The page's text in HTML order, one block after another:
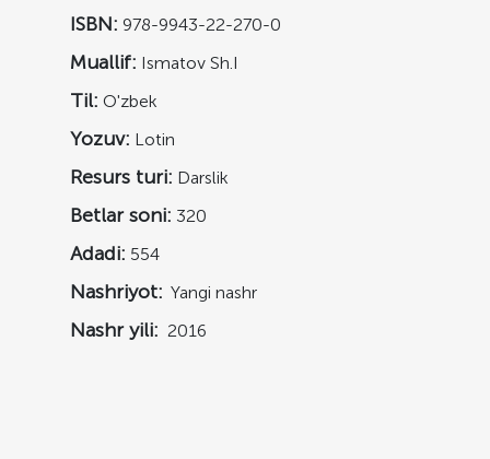
ISBN: 978-9943-22-270-0
Muallif: Ismatov Sh.I
Til: O'zbek
Yozuv: Lotin
Resurs turi: Darslik
Betlar soni: 320
Adadi: 554
Nashriyot: Yangi nashr
Nashr yili: 2016